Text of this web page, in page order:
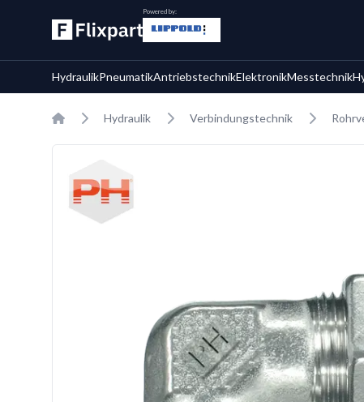
Powered by:
HydraulikPneumatikAntriebstechnikElektronikMesstechnik
Home Hydraulik Verbindungstechnik